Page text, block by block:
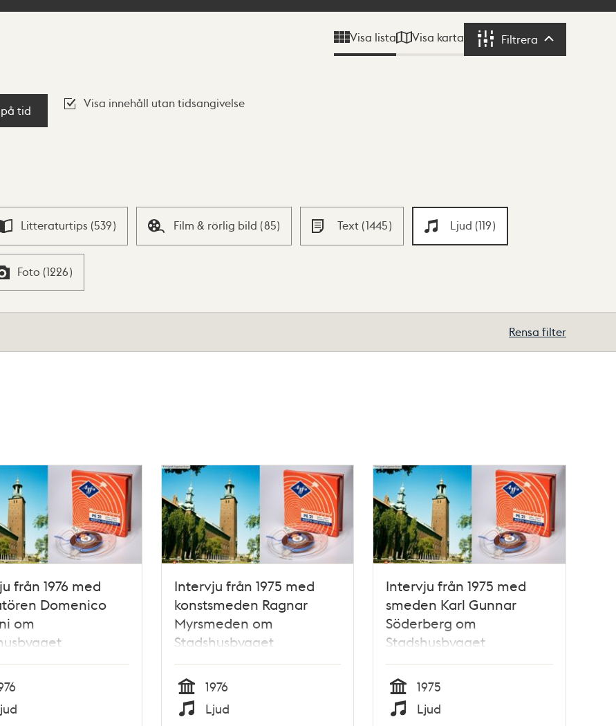
Visa lista Visa karta Filtrera Filtrera
tid
Visa innehåll utan tidsangivelse
Litteraturtips (539) Film & rörlig bild (85) Text (1445) Ljud (119)
Foto (1226)
Rensa filter
från 1976 med
Domenico
om
Intervju från 1975 med
konstsmeden Ragnar
Myrsmeden om
Stadshusbygget
Tid
1976
Ljud
Intervju från 1975 med
smeden Karl Gunnar
Söderberg om
Stadshusbygget
Tid
1975
Ljud